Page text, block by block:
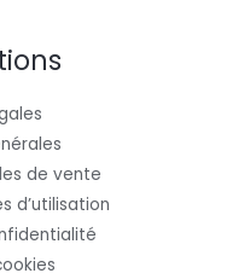
de vente
d’utilisation